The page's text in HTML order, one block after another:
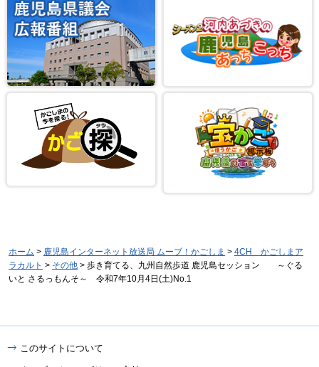
ホーム > 鹿児島インターネット放送局 ムーブ！かごしま > 4CH かごしまア
ラカルト > その他 > 歩き育てる、九州自然歩道 鹿児島セッション ～ぐる
いと さるっもんそ～ 令和7年10月4日(土)No.1
このサイトについて